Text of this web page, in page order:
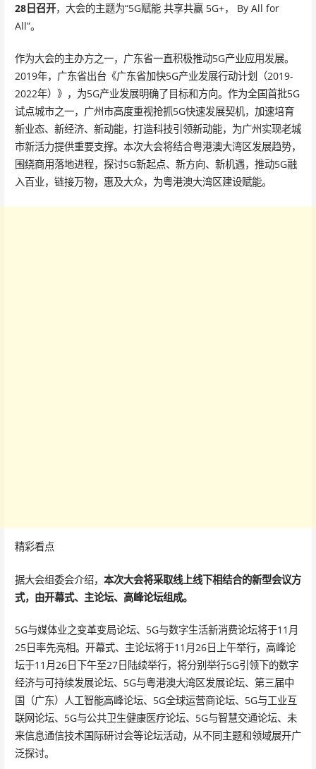
28日召开，大会的主题为“5G赋能 共享共赢 5G+， By All for
All”。
作为大会的主办方之一，广东省一直积极推动5G产业应用发展。
2019年，广东省出台《广东省加快5G产业发展行动计划（2019-
2022年）》，为5G产业发展明确了目标和方向。作为全国首批5G
试点城市之一，广州市高度重视抢抓5G快速发展契机，加速培育
新业态、新经济、新动能，打造科技引领新动能，为广州实现老城
市新活力提供重要支撑。本次大会将结合粤港澳大湾区发展趋势，
围绕商用落地进程，探讨5G新起点、新方向、新机遇，推动5G融
入百业，链接万物，惠及大众，为粤港澳大湾区建设赋能。
精彩看点
据大会组委会介绍， 本次大会将采取线上线下相结合的新型会议方
式，由开幕式、主论坛、高峰论坛组成。
5G与媒体业之变革变局论坛、5G与数字生活新消费论坛将于11月
25日率先亮相。开幕式、主论坛将于11月26日上午举行，高峰论
坛于11月26日下午至27日陆续举行，将分别举行5G引领下的数字
经济与可持续发展论坛、5G与粤港澳大湾区发展论坛、第三届中
国（广东）人工智能高峰论坛、5G全球运营商论坛、5G与工业互
联网论坛、5G与公共卫生健康医疗论坛、5G与智慧交通论坛、未
来信息通信技术国际研讨会等论坛活动，从不同主题和领域展开广
泛探讨。